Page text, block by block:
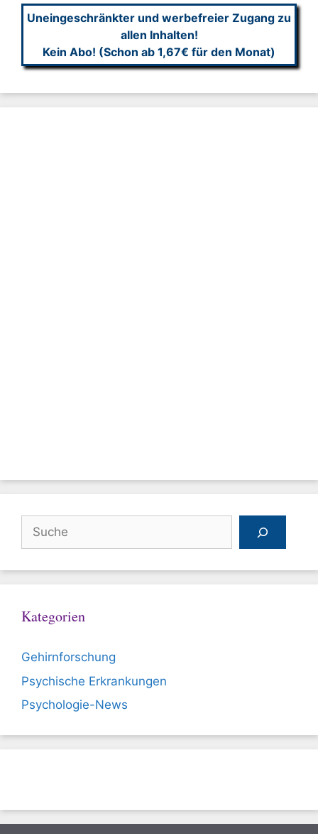
Uneingeschränkter und werbefreier Zugang zu
allen Inhalten!
Kein Abo! (Schon ab 1,67€ für den Monat)
Suchen
Kategorien
Gehirnforschung
Psychische Erkrankungen
Psychologie-News